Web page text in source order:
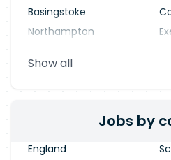
Basingstoke
Northampton
Blackpool
Show all
Jobs by
England